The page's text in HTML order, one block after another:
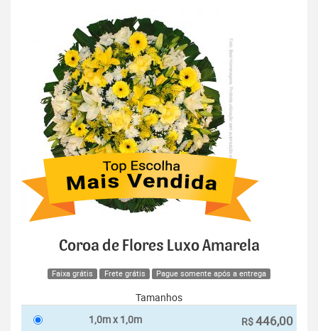
Coroa de Flores Luxo Amarela
Faixa grátis Frete grátis Pague somente após a entrega
Tamanhos
1,0m x 1,0m
R$446,00